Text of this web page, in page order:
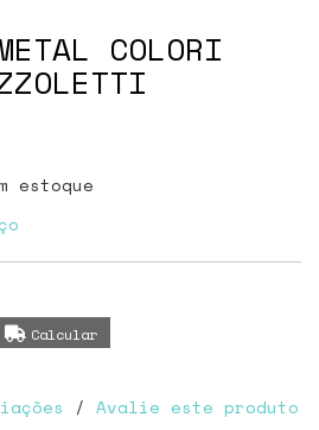
COLORI
estoque
/ Avalie este produto